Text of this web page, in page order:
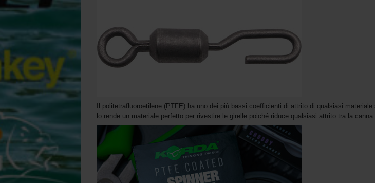
Il politetrafluoroetilene (PTFE) ha uno dei più bassi coefficienti di attrito di qualsiasi
lo rende un materiale perfetto per rivestire le girelle poiché riduce qualsiasi attrito tra la canna